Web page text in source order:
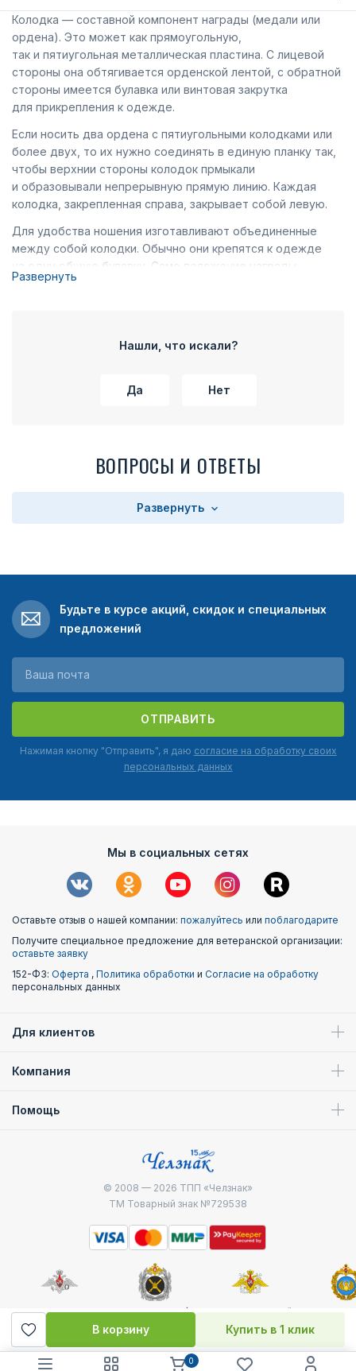
В корзину Купить в 1 клик
Колодка — составной компонент награды (медали или
ордена). Это может как прямоугольную,
так и пятиугольная металлическая пластина. С лицевой
стороны она обтягивается орденской лентой, с обратной
стороны имеется булавка или винтовая закрутка
для прикрепления к одежде.
Если носить два ордена с пятиугольными колодками или
более двух, то их нужно соединять в единую планку так,
чтобы верхнии стороны колодок прмыкали
и образовывали непрерывную прямую линию. Каждая
колодка, закрепленная справа, закрывает собой левую.
Для удобства ношения изготавливают объединенные
между собой колодки. Обычно они крепятся к одежде
на одну общую булавку. Само положение награды
регламентируется соответствующими документами.
Развернуть
Нашли, что искали?
Да Нет
ВОПРОСЫ И ОТВЕТЫ
Развернуть
Будьте в курсе акций, скидок и специальных
предложений
ОТПРАВИТЬ
Нажимая кнопку "Отправить", я даю согласие на обработку своих
персональных данных
Мы в социальных сетях
Оставьте отзыв о нашей компании: пожалуйтесь или поблагодарите
Получите специальное предложение для ветеранской организации:
оставьте заявку
152-ФЗ: Оферта , Политика обработки и Согласие на обработку
персональных данных
Для клиентов
Компания
Помощь
© 2008 — 2026 ТПП «Челзнак»
ТМ Товарный знак №729538
Министерство
Генштаб ВС РФ
Военно-морской
флот
десантные
0